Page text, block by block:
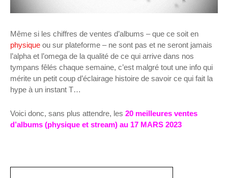
Même si les chiffres de ventes d’albums – que ce soit en
physique ou sur plateforme – ne sont pas et ne seront jamais
l’alpha et l’omega de la qualité de ce qui arrive dans nos
tympans fêlés chaque semaine, c’est malgré tout une info qui
mérite un petit coup d’éclairage histoire de savoir ce qui fait la
hype à un instant T…
Voici donc, sans plus attendre, les 20 meilleures ventes
d’albums (physique et stream) au 17 MARS 2023